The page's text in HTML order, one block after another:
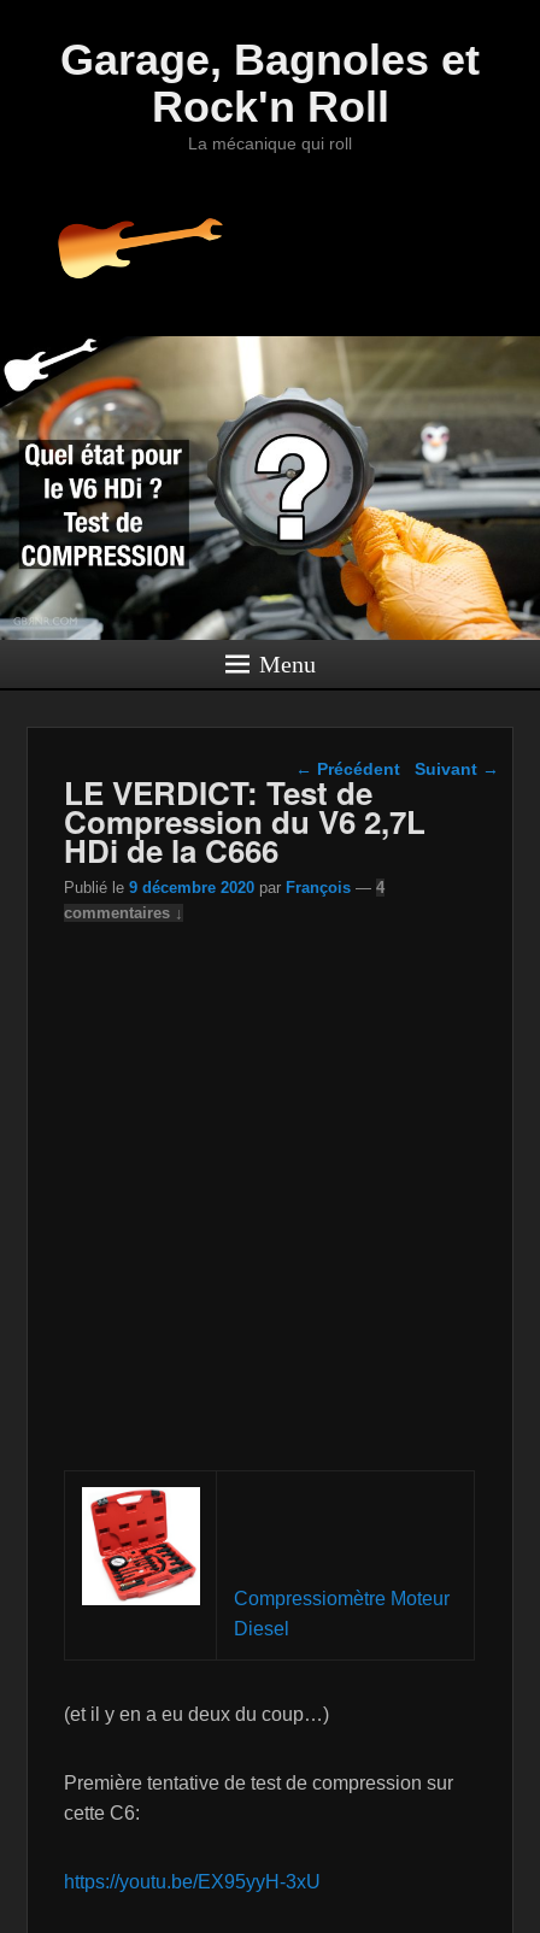
Garage, Bagnoles et
Rock'n Roll
La mécanique qui roll
Menu
Navigation dans les
← Précédent Suivant →
LE VERDICT: Test de
Compression du V6 2,7L
HDi de la C666
Publié le9 décembre 2020 par François —4
commentaires ↓
Compressiomètre Moteur
Diesel
(et il y en a eu deux du coup…)
Première tentative de test de compression sur
cette C6:
https://youtu.be/EX95yyH-3xU